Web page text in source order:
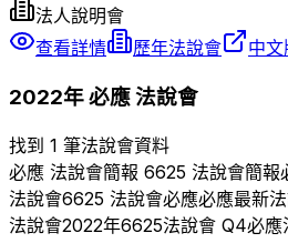
法人說明會
查看詳情
歷年法說會 中
2022年必應法說會
找到 1 筆法說會資料
必應 法說會簡報 6625 法說會簡報
法說會6625 法說會必應必應最新
法說會2022年6625法說會 Q4必應